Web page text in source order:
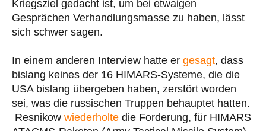
Kriegsziel gedacht ist, um bei etwaigen
Gesprächen Verhandlungsmasse zu haben, lässt
sich schwer sagen.
In einem anderen Interview hatte er gesagt, dass
bislang keines der 16 HIMARS-Systeme, die die
USA bislang übergeben haben, zerstört worden
sei, was die russischen Truppen behauptet hatten.
Resnikow wiederholte die Forderung, für HIMARS